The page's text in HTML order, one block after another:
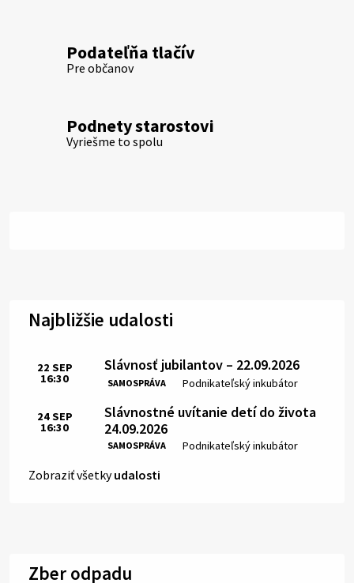
Podateľňa tlačív
Pre občanov
Podnety starostovi
Vyriešme to spolu
Najbližšie udalosti
Slávnosť jubilantov – 22.09.2026
SAMOSPRÁVA Miesto:
Podnikateľský inkubátor
Čas:
22 SEP
16:30
Slávnostné uvítanie detí do života
24.09.2026
SAMOSPRÁVA Miesto:
Podnikateľský inkubátor
Čas:
24SEP
16:30
Zobraziť všetkyudalosti
Zber odpadu